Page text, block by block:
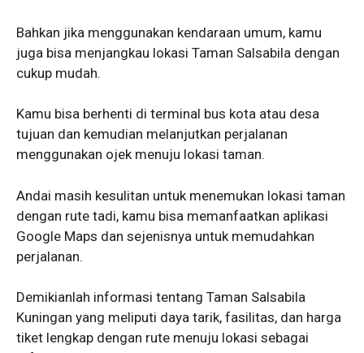
Bahkan jika menggunakan kendaraan umum, kamu
juga bisa menjangkau lokasi Taman Salsabila dengan
cukup mudah.
Kamu bisa berhenti di terminal bus kota atau desa
tujuan dan kemudian melanjutkan perjalanan
menggunakan ojek menuju lokasi taman.
Andai masih kesulitan untuk menemukan lokasi taman
dengan rute tadi, kamu bisa memanfaatkan aplikasi
Google Maps dan sejenisnya untuk memudahkan
perjalanan.
Demikianlah informasi tentang Taman Salsabila
Kuningan yang meliputi daya tarik, fasilitas, dan harga
tiket lengkap dengan rute menuju lokasi sebagai